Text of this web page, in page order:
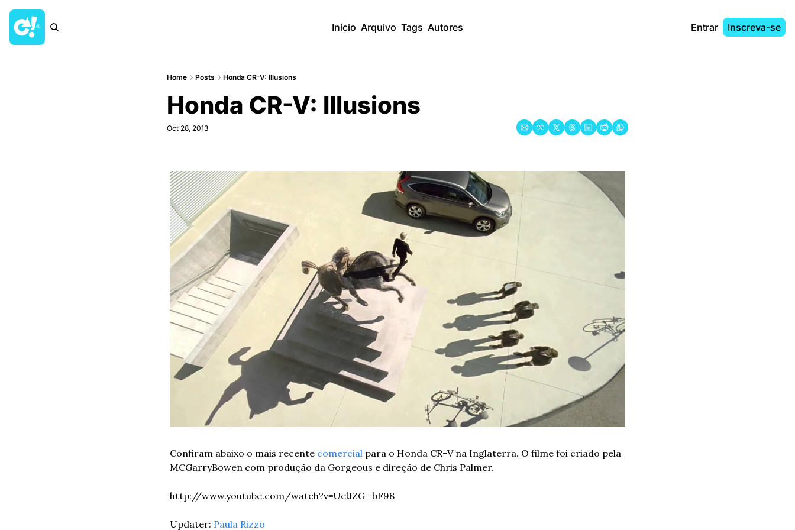
Início Arquivo Tags Autores Entrar Inscreva-se
Home Posts Honda CR-V: Illusions
Honda CR-V: Illusions
Oct 28, 2013
Confiram abaixo o mais recente comercial para o Honda CR-V na Inglaterra. O filme foi criado pela
MCGarryBowen com produção da Gorgeous e direção de Chris Palmer.
http://www.youtube.com/watch?v=UelJZG_bF98
Updater: Paula Rizzo